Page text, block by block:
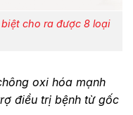
cho ra được 8 loại
oxi hóa mạnh
điều trị bệnh từ gốc